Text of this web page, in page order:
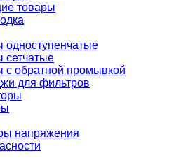
товары
одноступенчатые
сетчатые
с обратной промывкой
для фильтров
напряжения